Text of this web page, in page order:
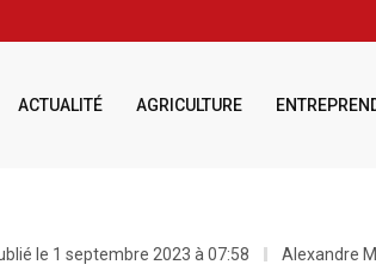
ACTUALITÉ AGRICULTURE
le 1 septembre 2023 à 07:58 Alexandre